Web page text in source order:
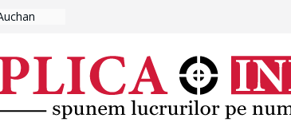
de fum
8 august
la Uricani.